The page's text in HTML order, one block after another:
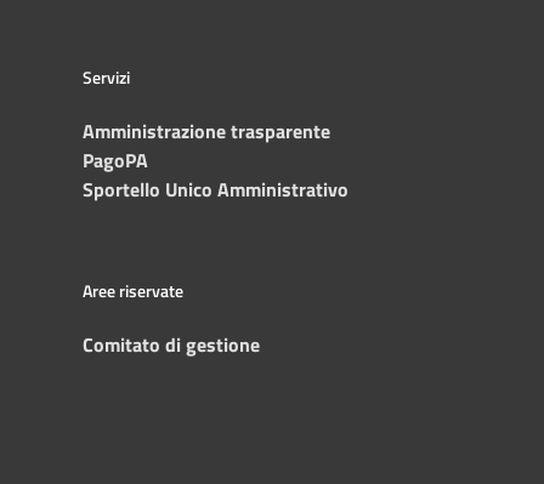
Servizi
Amministrazione trasparente
PagoPA
Sportello Unico Amministrativo
Aree riservate
Comitato di gestione